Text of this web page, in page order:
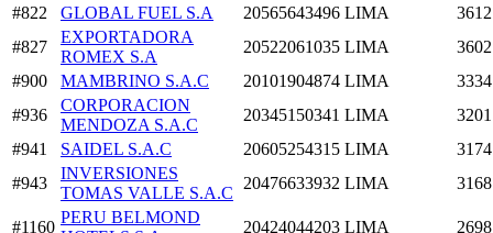
#822
GLOBAL FUEL S.A 20565643496 LIMA
#827
EXPORTADORA
ROMEX S.A
20522061035 LIMA
#900
MAMBRINO S.A.C 20101904874 LIMA
#936
CORPORACION
MENDOZA S.A.C
20345150341 LIMA
#941
SAIDEL S.A.C 20605254315 LIMA
#943
INVERSIONES
TOMAS VALLE S.A.C
20476633932 LIMA
#1160
PERU BELMOND
20424044203 LIMA